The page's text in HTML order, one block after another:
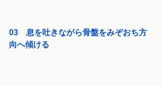
03　息を吐きながら骨盤をみぞおち方
向へ傾ける